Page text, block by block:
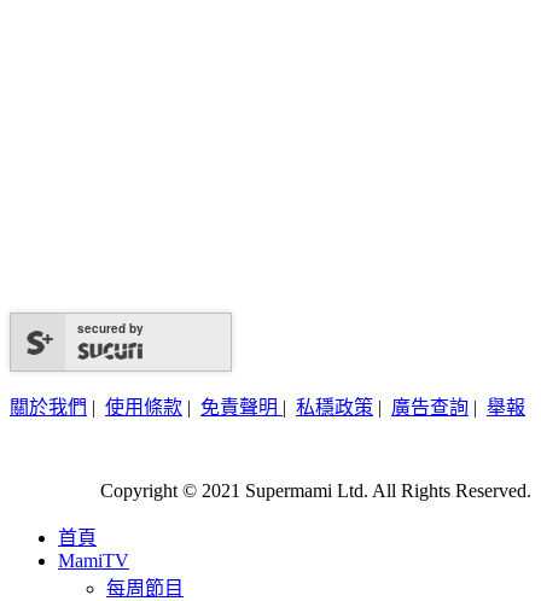
secured by
關於我們 | 使用條款 | 免責聲明 | 私穩政策 | 廣告查詢 | 舉報
Copyright © 2021 Supermami Ltd. All Rights Reserved.
首頁
MamiTV
每周節目